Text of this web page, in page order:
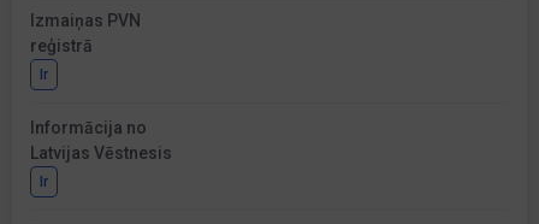
Izmaiņas PVN
reģistrā
Ir
Informācija no
Latvijas Vēstnesis
Ir